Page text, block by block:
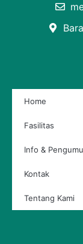
Home
Fasilitas
Info &
Kontak
Tentang Kami